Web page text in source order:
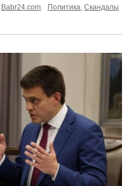
Babr24.com. Политика, Скандалы